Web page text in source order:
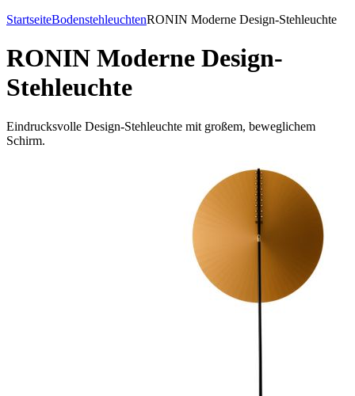
StartseiteBodenstehleuchtenRONIN Moderne Design-Stehleuchte
RONIN Moderne Design-
Stehleuchte
Eindrucksvolle Design-Stehleuchte mit großem, beweglichem
Schirm.